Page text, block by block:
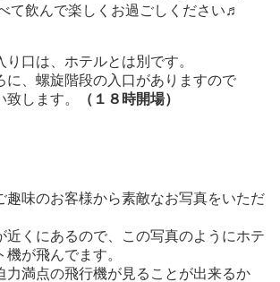
て飲んで楽しくお過ごしください♬
り口は、ホテルとは別です。
に、螺旋階段の入口がありますので
します。
（１８時開場）
趣味のお客様から素敵なお写真をいただ
近くにあるので、この写真のようにホテ
が飛んでます。
力満点の飛行機が見ることが出来るか